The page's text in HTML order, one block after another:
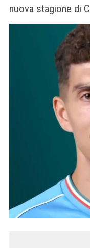
nuova stagione di